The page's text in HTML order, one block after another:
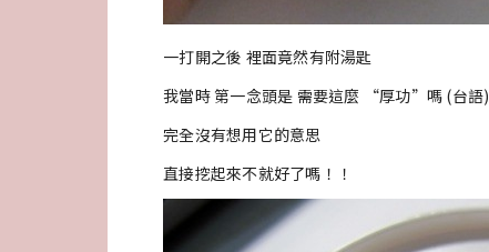
一打開之後 裡面竟然有附湯匙
我當時 第一念頭是 需要這麼 “厚功”嗎 (台語)
完全沒有想用它的意思
直接挖起來不就好了嗎！！